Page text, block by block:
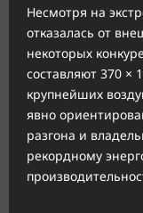
Несмотря на
отказалась от
некоторых
составляют 370 ×
крупнейших
явно
разгона и
рекордному